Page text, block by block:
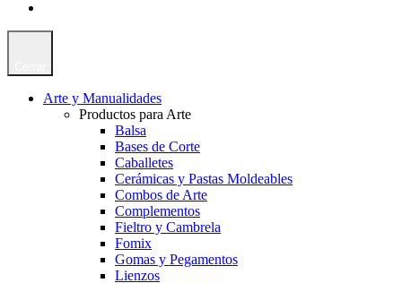
Arte y Manualidades
Productos para Arte
Balsa
Bases de Corte
Caballetes
Cerámicas y Pastas Moldeables
Combos de Arte
Complementos
Fieltro y Cambrela
Fomix
Gomas y Pegamentos
Lienzos